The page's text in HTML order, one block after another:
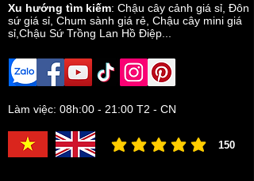
Xu hướng tìm kiếm: Chậu cây cảnh giá sỉ Đôn
sứ giá sỉ Chum sành giá rẻ Chậu cây mini giá
sỉ,Chậu Sứ Trồng Lan Hồ Điệp...
Làm việc: 08h:00 - 21:00 T2 - CN
150
đánh giá trung bình là 3 /5,